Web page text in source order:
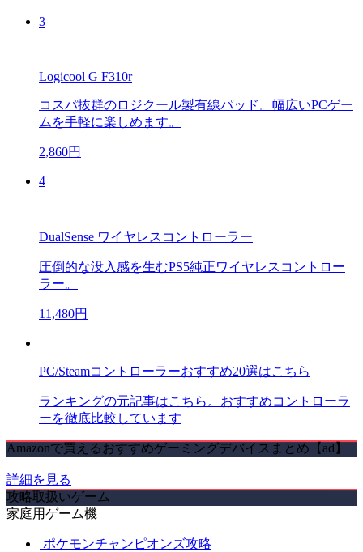
3
Logicool G F310r
コスパ抜群のロジクール製有線パッド。幅広いPCゲー
ムを手軽に楽しめます。
2,860円
4
DualSense ワイヤレスコントローラー
圧倒的な没入感を生むPS5純正ワイヤレスコントロー
ラー。
11,480円
PC/Steamコントローラーおすすめ20選はこちら
ランキングの元記事はこちら。おすすめコントローラ
ーを徹底比較しています
Amazonで買えるおすすめゲーミングデバイスまとめ【ad】
詳細を見る
攻略取扱いゲーム
家庭用ゲーム機
ポケモンチャンピオンズ攻略